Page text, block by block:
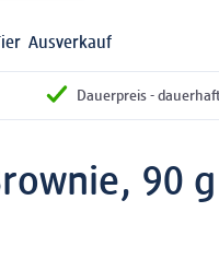
Ausverkauf
Dauerpreis -
90 g